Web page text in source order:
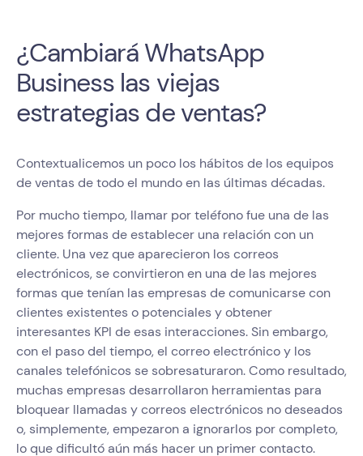
¿Cambiará WhatsApp
Business las viejas
estrategias de ventas?
Contextualicemos un poco los hábitos de los equipos
de ventas de todo el mundo en las últimas décadas.
Por mucho tiempo, llamar por teléfono fue una de las
mejores formas de establecer una relación con un
cliente. Una vez que aparecieron los correos
electrónicos, se convirtieron en una de las mejores
formas que tenían las empresas de comunicarse con
clientes existentes o potenciales y obtener
interesantes KPI de esas interacciones. Sin embargo,
con el paso del tiempo, el correo electrónico y los
canales telefónicos se sobresaturaron. Como resultado,
muchas empresas desarrollaron herramientas para
bloquear llamadas y correos electrónicos no deseados
o, simplemente, empezaron a ignorarlos por completo,
lo que dificultó aún más hacer un primer contacto.